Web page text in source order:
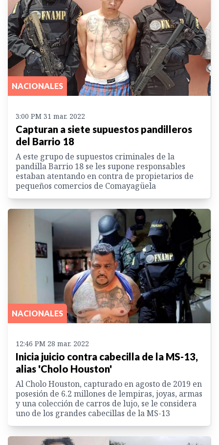
NACIONALES
3:00 PM 31 mar. 2022
Capturan a siete supuestos pandilleros
del Barrio 18
A este grupo de supuestos criminales de la
pandilla Barrio 18 se les supone responsables
estaban atentando en contra de propietarios de
pequeños comercios de Comayagüela
NACIONALES
12:46 PM 28 mar. 2022
Inicia juicio contra cabecilla de la MS-13,
alias 'Cholo Houston'
Al Cholo Houston, capturado en agosto de 2019 en
posesión de 6.2 millones de lempiras, joyas, armas
y una colección de carros de lujo, se le considera
uno de los grandes cabecillas de la MS-13